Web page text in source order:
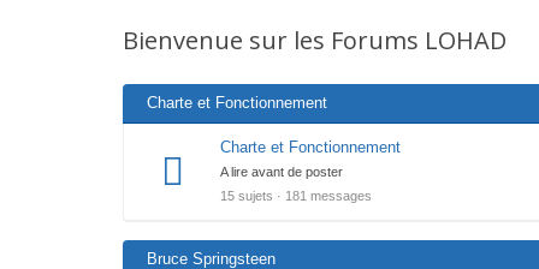
êtes
Bienvenue sur les Forums LOHAD
Charte et Fonctionnement
Charte et Fonctionnement
A lire avant de poster
15 sujets · 181 messages
Bruce Springsteen